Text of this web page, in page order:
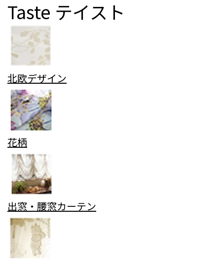
Taste テイスト
北欧デザイン
花柄
出窓・腰窓カーテン